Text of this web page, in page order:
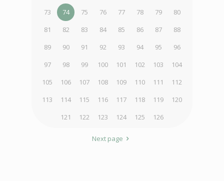
73
74 75 76 77 78 79
80
81
82 83 84 85 86 87
88
89
90 91 92 93 94 95
96
97
98 99 100 101 102 103
104
105
106 107 108 109 110 111
112
113
114 115 116 117 118 119
120
121
122 123 124 125 126
Next page